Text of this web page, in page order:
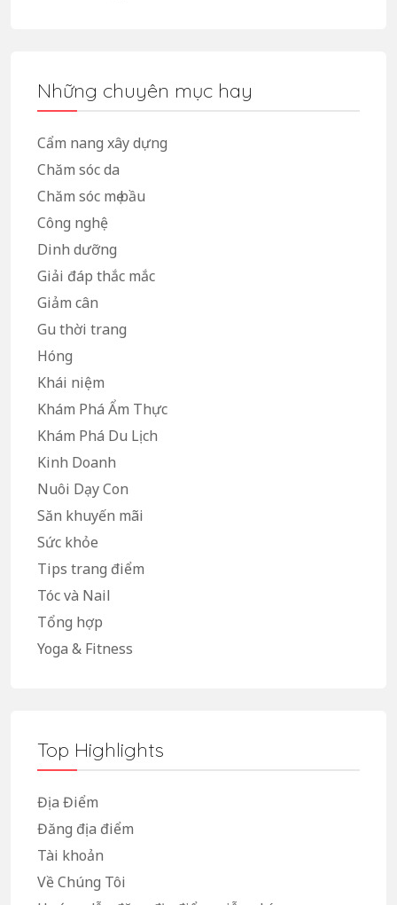
Những chuyên mục hay
Cẩm nang xây dựng
Chăm sóc da
Chăm sóc mẹ bầu
Công nghệ
Dinh dưỡng
Giải đáp thắc mắc
Giảm cân
Gu thời trang
Hóng
Khái niệm
Khám Phá Ẩm Thực
Khám Phá Du Lịch
Kinh Doanh
Nuôi Dạy Con
Săn khuyến mãi
Sức khỏe
Tips trang điểm
Tóc và Nail
Tổng hợp
Yoga & Fitness
Top Highlights
Địa Điểm
Đăng địa điểm
Tài khoản
Về Chúng Tôi